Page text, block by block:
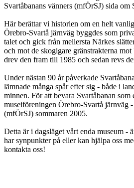
Svartåbanans vänners (mfÖrSJ) sida om
Här berättar vi historien om en helt
Örebro-Svartå järnväg byggdes som
talet och gick från mellersta Närkes
och mot de skogigare gränstrakterna
drev den fram till 1985 och sedan revs
Under nästan 90 år påverkade
lämnade många spår efter sig - både i
minnen. För att bevara Svartåbanan
museiföreningen Örebro-Svartå järnväg
(mfÖrSJ) sommaren 2005.
Detta är i dagsläget vårt enda museum -
har synpunkter på eller kan hjälpa oss
kontakta oss!